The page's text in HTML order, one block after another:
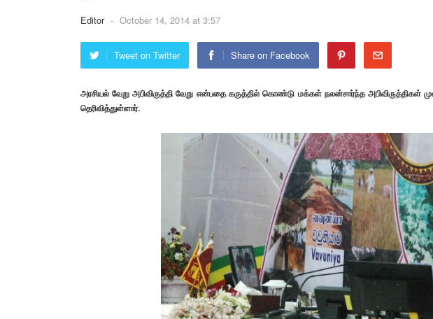
Editor - October 14, 2014 at 3:57
Tweet on Twitter Share on Facebook
அரசியல் வேறு அபிவிருத்தி வேறு என்பதை கருத்தில் கொண்டு மக்கள் நலன்சார்ந்த அபிவிருத்திகள்
தெரிவித்துள்ளார்.